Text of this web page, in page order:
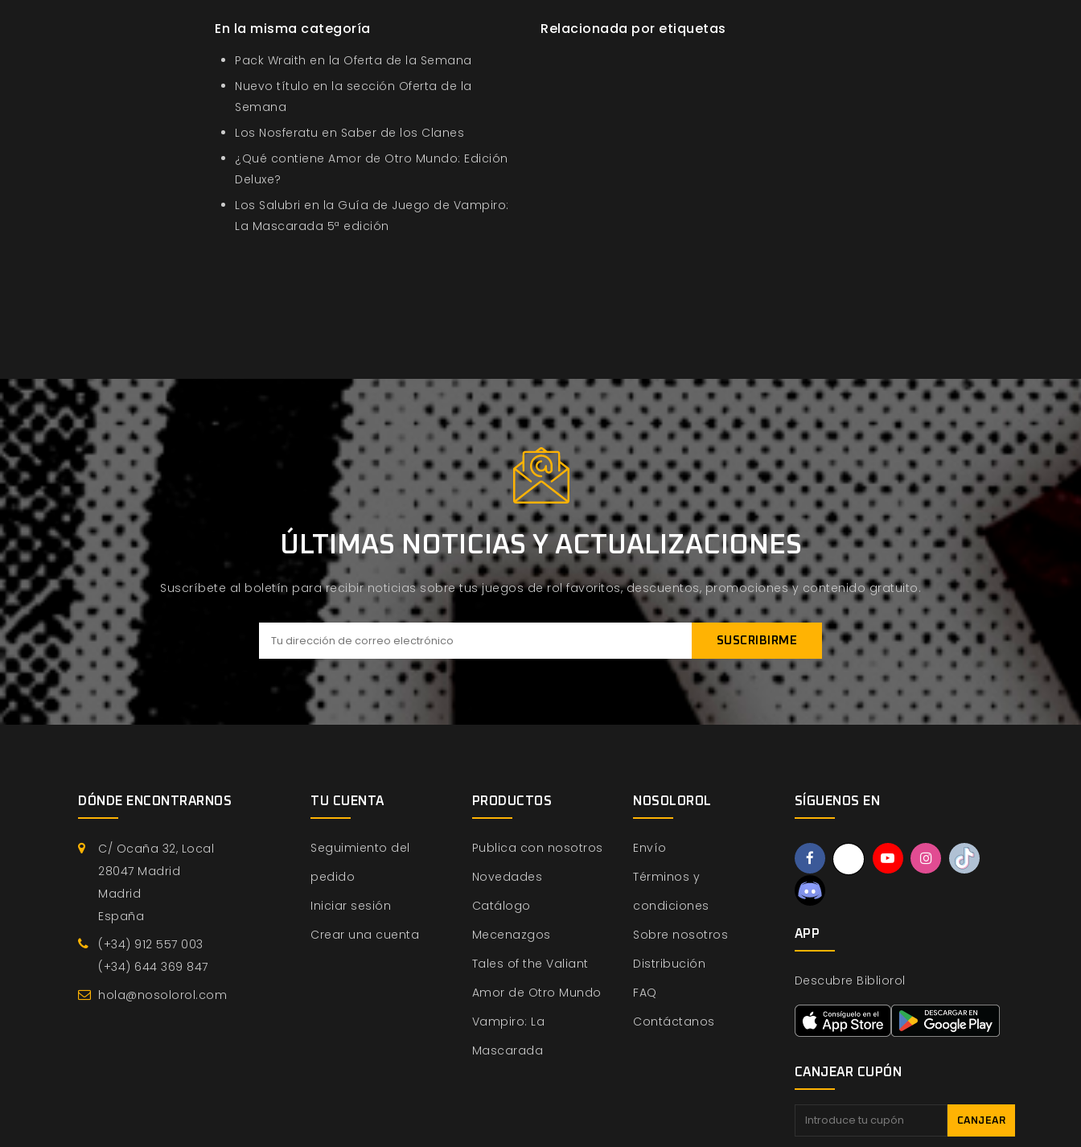
En la misma categoría
Pack Wraith en la Oferta de la Semana
Nuevo título en la sección Oferta de la
Semana
Los Nosferatu en Saber de los Clanes
¿Qué contiene Amor de Otro Mundo: Edición
Deluxe?
Los Salubri en la Guía de Juego de Vampiro:
La Mascarada 5ª edición
Relacionada por etiquetas
ÚLTIMAS NOTICIAS Y ACTUALIZACIONES
Suscríbete al boletín para recibir noticias sobre tus juegos de rol favoritos, descuentos, promociones y contenido gratuito.
DÓNDE ENCONTRARNOS
C/ Ocaña 32, Local
28047 Madrid
Madrid
España
(+34) 912 557 003
(+34) 644 369 847
hola@nosolorol.com
TU CUENTA
Seguimiento del
pedido
Iniciar sesión
Crear una cuenta
PRODUCTOS
Publica con nosotros
Novedades
Catálogo
Mecenazgos
Tales of the Valiant
Amor de Otro Mundo
Vampiro: La
Mascarada
NOSOLOROL
Envío
Términos y
condiciones
Sobre nosotros
Distribución
FAQ
Contáctanos
SÍGUENOS EN
APP
Descubre Bibliorol
CANJEAR CUPÓN
CANJEAR